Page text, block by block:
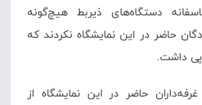
دستگاه‌های ذیربط هیچ‌گونه
حاضر در این نمایشگاه نکردند که
پی داشت.
حاضر در این نمایشگاه از